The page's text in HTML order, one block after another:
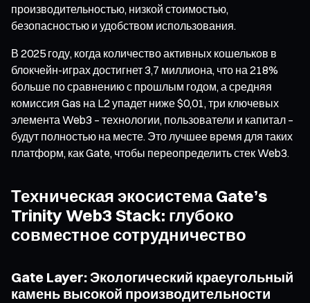
производительностью, низкой стоимостью,
безопасностью и удобством использования.
В 2025 году, когда количество активных кошельков в
блокчейн-играх достигнет 3,7 миллиона, что на 218%
больше по сравнению с прошлым годом, а средняя
комиссия Gas на L2 упадет ниже $0,01, три ключевых
элемента Web3 – технологии, пользователи и капитал –
будут полностью на месте. Это лучшее время для таких
платформ, как Gate, чтобы переопределить стек Web3.
Техническая экосистема Gate’s
Trinity Web3 Stack: глубоко
совместное сотрудничество
Gate Layer: Экологический краеугольный
камень высокой производительности